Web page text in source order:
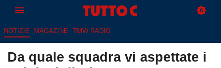
NOTIZIE MAGAZINE TMW RADIO
Da quale squadra vi aspettate i